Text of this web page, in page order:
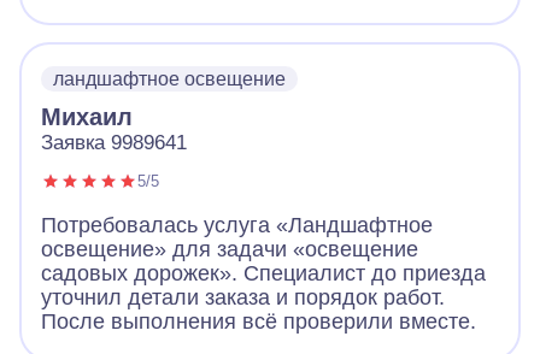
ландшафтное освещение
Михаил
Заявка 9989641
5/5
Потребовалась услуга «Ландшафтное
освещение» для задачи «освещение
садовых дорожек». Специалист до приезда
уточнил детали заказа и порядок работ.
После выполнения всё проверили вместе.